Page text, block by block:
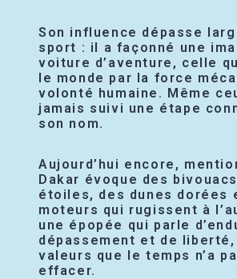
Son influence dépasse
sport : il a façonné une
voiture d’aventure, celle
le monde par la force
volonté humaine. Même
jamais suivi une étape
son nom.
Aujourd’hui encore,
Dakar évoque des
étoiles, des dunes dorées
moteurs qui rugissent à
une épopée qui parle
dépassement et de liberté,
valeurs que le temps n’a
effacer.